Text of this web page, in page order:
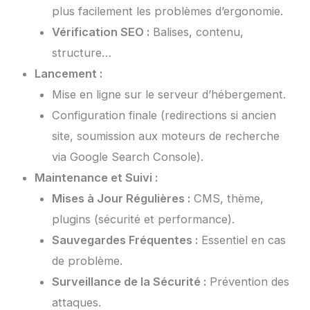
plus facilement les problèmes d’ergonomie.
Vérification SEO : Balises, contenu,
structure…
Lancement :
Mise en ligne sur le serveur d’hébergement.
Configuration finale (redirections si ancien
site, soumission aux moteurs de recherche
via Google Search Console).
Maintenance et Suivi :
Mises à Jour Régulières : CMS, thème,
plugins (sécurité et performance).
Sauvegardes Fréquentes : Essentiel en cas
de problème.
Surveillance de la Sécurité : Prévention des
attaques.